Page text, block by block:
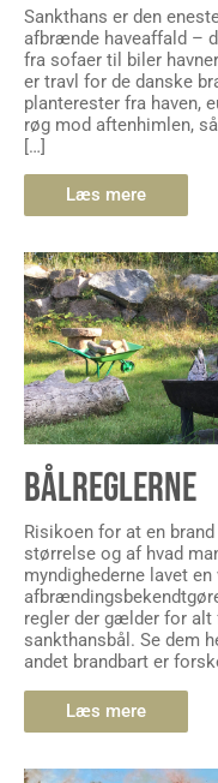
Sankthans er den
afbrænde haveaffald –
fra sofaer til biler
er travl for de danske
planterester fra haven,
røg mod aftenhimlen,
[…]
Læs mere
BÅLREGLERNE
Risikoen for at en
størrelse og af hvad
myndighederne lavet en
regler der gælder for
sankthansbål. Se dem
andet brandbart er
Læs mere